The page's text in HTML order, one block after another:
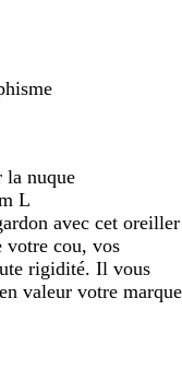
la nuque
L
avec cet oreiller
votre cou, vos
rigidité. Il vous
valeur votre marque